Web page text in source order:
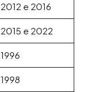
2012 e 2016
2015 e 2022
1996
1998